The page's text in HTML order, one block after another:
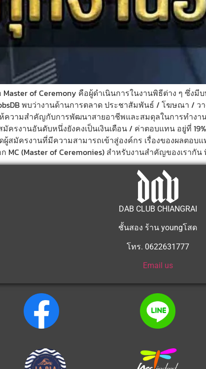
Master of Ceremony คือผู้ดำเนินการในงานพิธีต่าง ๆ ซึ่
พบว่างานด้านการตลาด ประชาสัมพันธ์ / โฆษณา /
วามสำคัญกับการพัฒนาสายอาชีพและสมดุลในการทำงา
ครงานอันดับหนึ่งยังคงเป็นเงินเดือน / ค่าตอบแทน อยู่ที่
ผู้สมัครงานที่มีความสามารถเข้าสู่องค์กร เรื่องของผลตอ
MC (Master of Ceremonies) สำหรับงานสำคัญของเรา
DAB CLUB CHIANGRAI
ชั้นสอง ร้าน youngโสด
โทร. 0622631777
Email us